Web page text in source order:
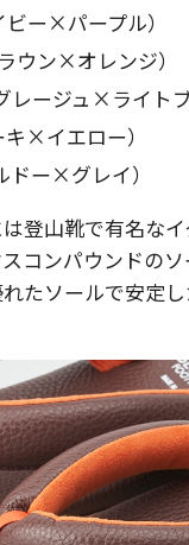
ー×パープル）
ウン×オレンジ）
レージュ×ライトブ
×イエロー）
ドー×グレイ）
登山靴で有名な
コンパウンドの
たソールで安定